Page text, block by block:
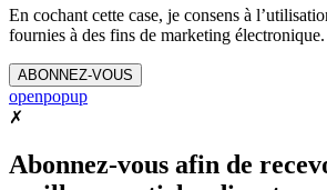
En cochant cette case, je consens à
fournies à des fins de marketing électronique.
ABONNEZ-VOUS
openpopup
✗
Abonnez-vous afin de